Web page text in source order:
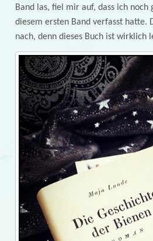
Band las, fiel mir auf, dass ich noch
diesem ersten Band verfasst hatte.
nach, denn dieses Buch ist wirklich